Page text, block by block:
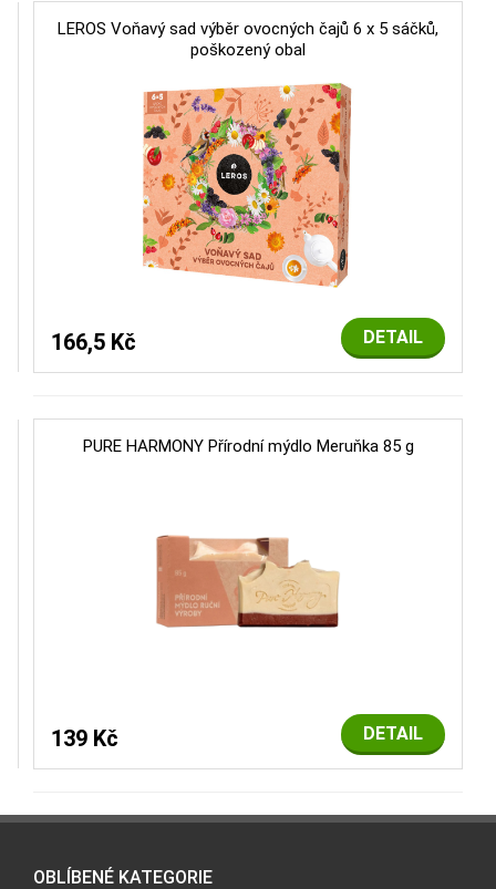
LEROS Voňavý sad výběr ovocných čajů 6 x 5 sáčků,
poškozený obal
DETAIL
166,5 Kč
PURE HARMONY Přírodní mýdlo Meruňka 85 g
DETAIL
139 Kč
OBLÍBENÉ KATEGORIE